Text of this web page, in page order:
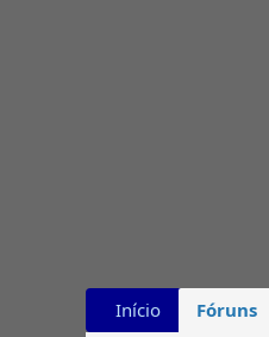
Início Fóruns